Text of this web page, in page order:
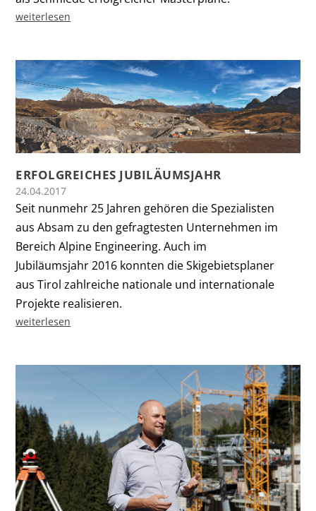
weiterlesen
ERFOLGREICHES JUBILÄUMSJAHR
24.04.2017
Seit nunmehr 25 Jahren gehören die Spezialisten
aus Absam zu den gefragtesten Unternehmen im
Bereich Alpine Engineering. Auch im
Jubiläumsjahr 2016 konnten die Skigebietsplaner
aus Tirol zahlreiche nationale und internationale
Projekte realisieren.
weiterlesen